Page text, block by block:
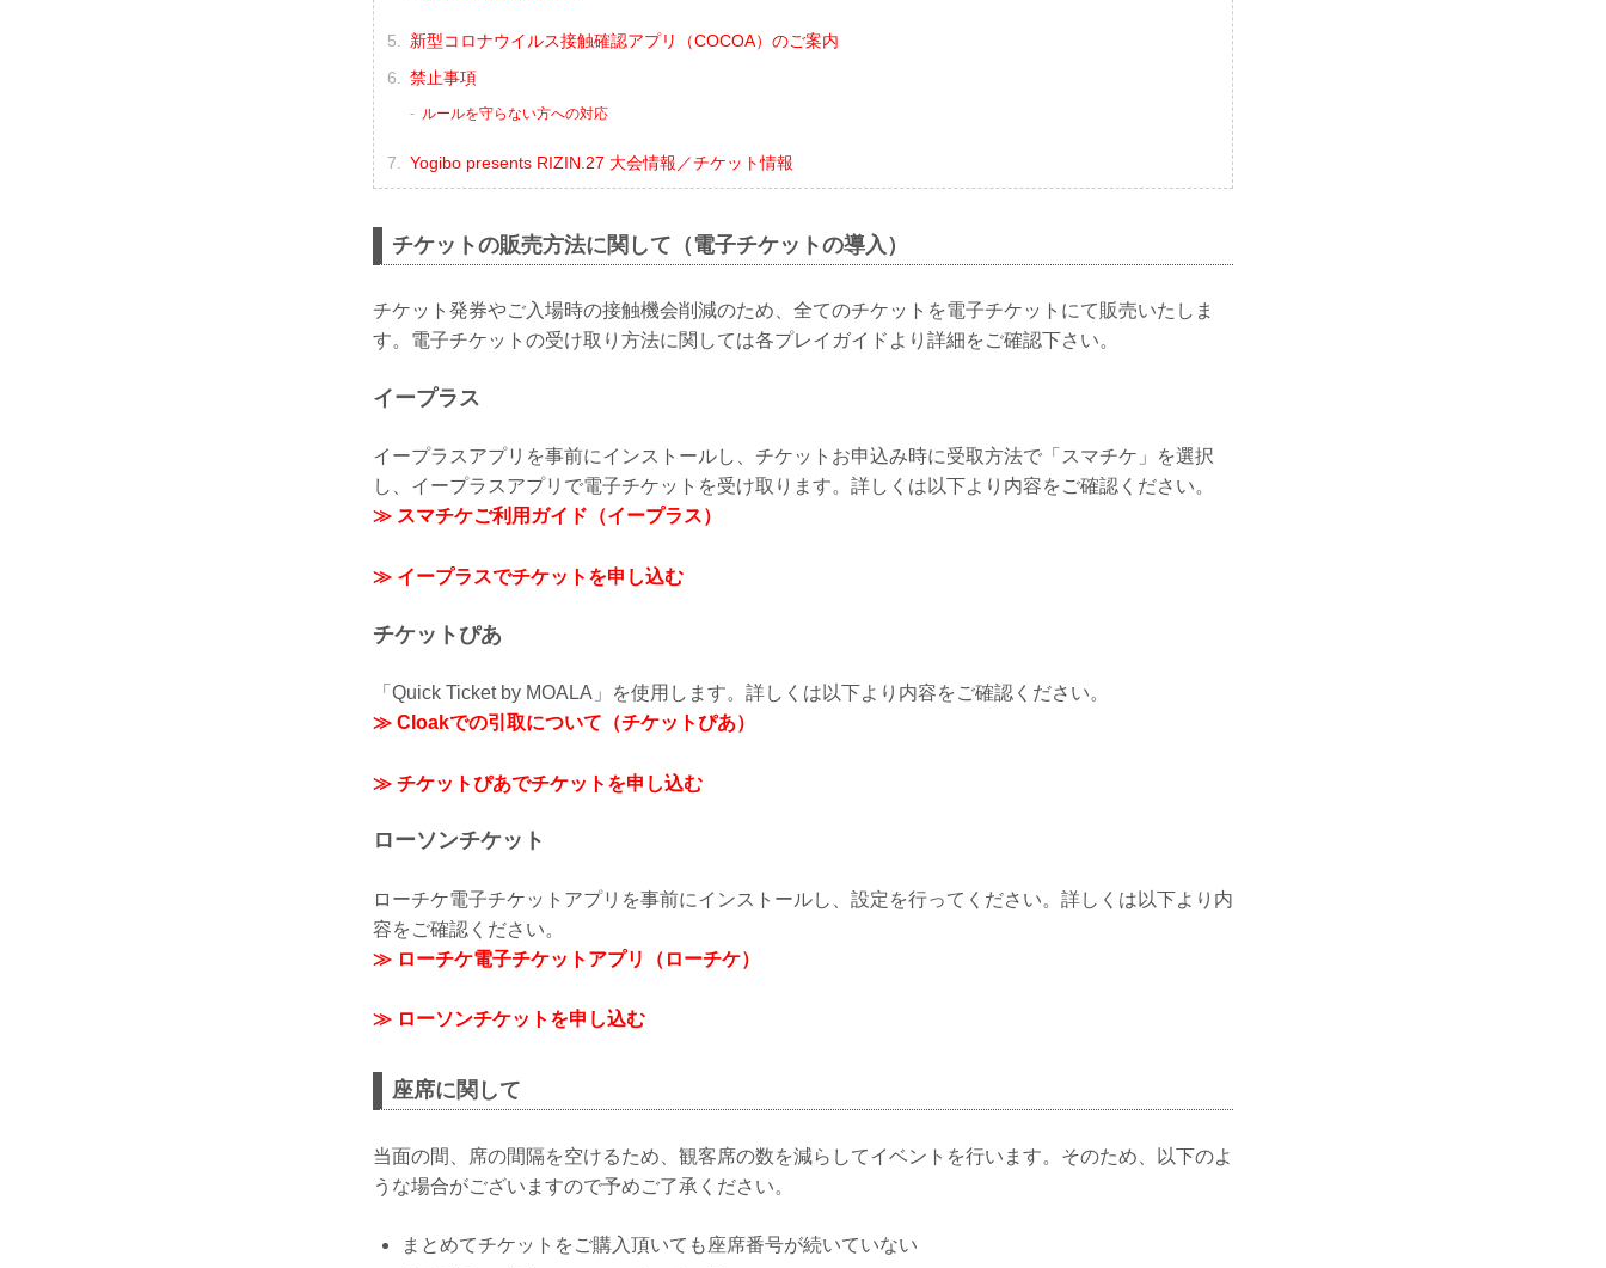
新型コロナウイルス接触確認アプリ（COCOA）のご案内
禁止事項
ルールを守らない方への対応
Yogibo presents RIZIN.27 大会情報／チケット情報
チケットの販売方法に関して（電子チケットの導入）
チケット発券やご入場時の接触機会削減のため、全てのチケットを電子チケットにて販売いたしま
す。電子チケットの受け取り方法に関しては各プレイガイドより詳細をご確認下さい。
イープラス
イープラスアプリを事前にインストールし、チケットお申込み時に受取方法で「スマチケ」を選択
し、イープラスアプリで電子チケットを受け取ります。詳しくは以下より内容をご確認ください。
≫ スマチケご利用ガイド（イープラス）
≫ イープラスでチケットを申し込む
チケットぴあ
「Quick Ticket by MOALA」を使用します。詳しくは以下より内容をご確認ください。
≫ Cloakでの引取について（チケットぴあ）
≫ チケットぴあでチケットを申し込む
ローソンチケット
ローチケ電子チケットアプリを事前にインストールし、設定を行ってください。詳しくは以下より内
容をご確認ください。
≫ ローチケ電子チケットアプリ（ローチケ）
≫ ローソンチケットを申し込む
座席に関して
当面の間、席の間隔を空けるため、観客席の数を減らしてイベントを行います。そのため、以下のよ
うな場合がございますので予めご了承ください。
まとめてチケットをご購入頂いても座席番号が続いていない